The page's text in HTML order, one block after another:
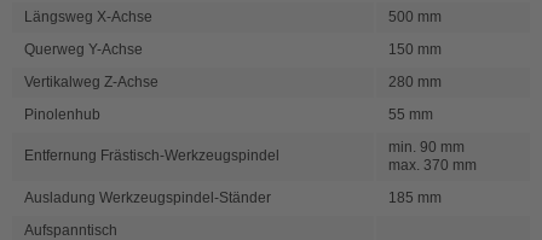
Längsweg X-Achse
500 mm
Querweg Y-Achse
150 mm
Vertikalweg Z-Achse
280 mm
Pinolenhub
55 mm
Entfernung Frästisch-Werkzeugspindel
min. 90 mm
max. 370 mm
Ausladung Werkzeugspindel-Ständer
185 mm
Aufspanntisch